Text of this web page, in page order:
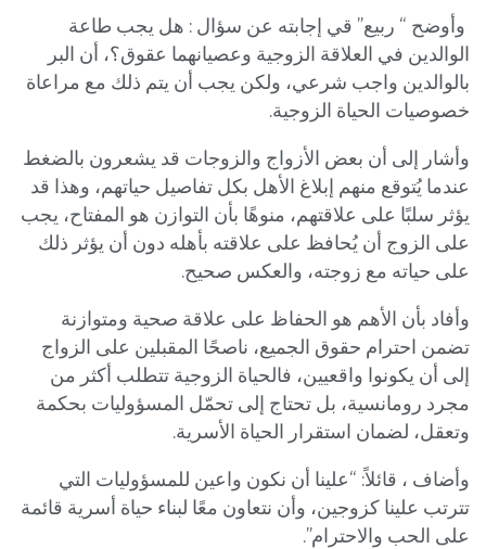
وأوضح “ ربيع” قي إجابته عن سؤال : هل يجب طاعة
الوالدين في العلاقة الزوجية وعصيانهما عقوق؟، أن البر
بالوالدين واجب شرعي، ولكن يجب أن يتم ذلك مع مراعاة
خصوصيات الحياة الزوجية.
وأشار إلى أن بعض الأزواج والزوجات قد يشعرون بالضغط
عندما يُتوقع منهم إبلاغ الأهل بكل تفاصيل حياتهم، وهذا قد
يؤثر سلبًا على علاقتهم، منوهًا بأن التوازن هو المفتاح، يجب
على الزوج أن يُحافظ على علاقته بأهله دون أن يؤثر ذلك
على حياته مع زوجته، والعكس صحيح.
وأفاد بأن الأهم هو الحفاظ على علاقة صحية ومتوازنة
تضمن احترام حقوق الجميع، ناصحًا المقبلين على الزواج
إلى أن يكونوا واقعيين، فالحياة الزوجية تتطلب أكثر من
مجرد رومانسية، بل تحتاج إلى تحمّل المسؤوليات بحكمة
وتعقل، لضمان استقرار الحياة الأسرية.
وأضاف ، قائلاً: “علينا أن نكون واعين للمسؤوليات التي
تترتب علينا كزوجين، وأن نتعاون معًا لبناء حياة أسرية قائمة
على الحب والاحترام”.